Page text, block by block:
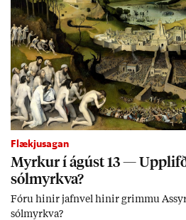
Flækjusagan
Myrk­ur í ág­úst 13 —
sól­myrkva?
Fóru hinir jafn­vel hinir grimmu
sól­myrkva?